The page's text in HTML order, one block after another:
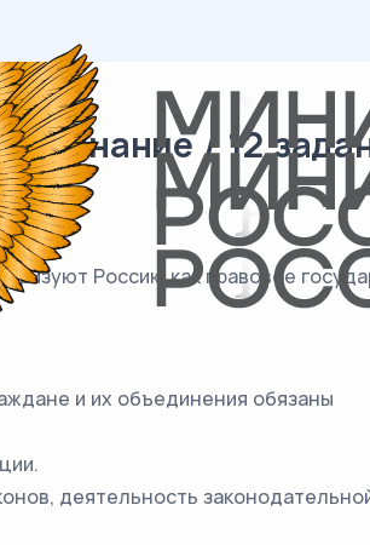
/ 12
Россию как правовое
и их объединения обязаны
деятельность